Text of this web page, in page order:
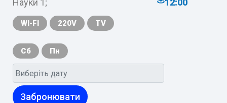
Науки 1;
12:00
WI-FI 220V TV
Сб Пн
Забронювати